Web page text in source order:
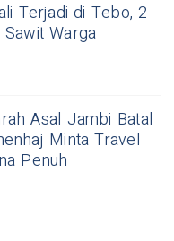
Terjadi di Tebo, 2
Warga
Asal Jambi Batal
Minta Travel
Penuh